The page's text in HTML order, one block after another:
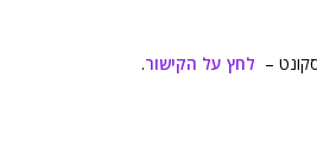
– לחץ על הקישור.